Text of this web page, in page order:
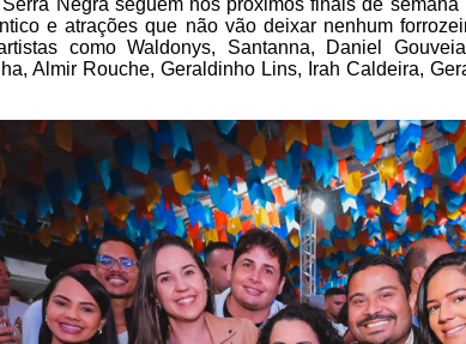
Negra seguem nos próximos finais de
e atrações que não vão deixar nenhum
como Waldonys, Santanna, Daniel
Almir Rouche, Geraldinho Lins, Irah Caldeira,